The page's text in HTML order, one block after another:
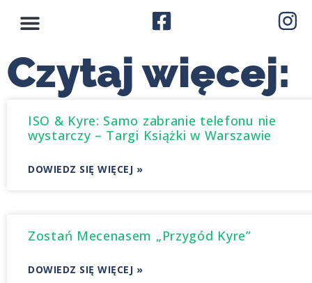
Czytaj więcej:
ISO & Kyre: Samo zabranie telefonu nie
wystarczy – Targi Książki w Warszawie
DOWIEDZ SIĘ WIĘCEJ »
Zostań Mecenasem „Przygód Kyre”
DOWIEDZ SIĘ WIĘCEJ »